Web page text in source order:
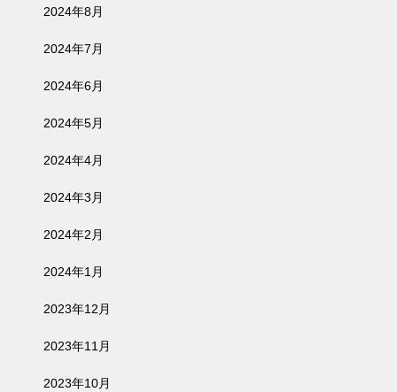
2024年8月
2024年7月
2024年6月
2024年5月
2024年4月
2024年3月
2024年2月
2024年1月
2023年12月
2023年11月
2023年10月